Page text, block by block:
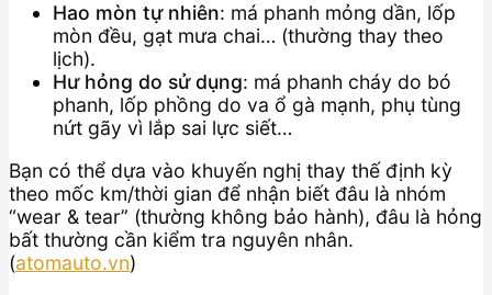
Hao mòn tự nhiên: má phanh mỏng dần, lốp
mòn đều, gạt mưa chai… (thường thay theo
lịch).
Hư hỏng do sử dụng: má phanh cháy do bó
phanh, lốp phồng do va ổ gà mạnh, phụ tùng
nứt gãy vì lắp sai lực siết…
Bạn có thể dựa vào khuyến nghị thay thế định kỳ
theo mốc km/thời gian để nhận biết đâu là nhóm
“wear & tear” (thường không bảo hành), đâu là hỏng
bất thường cần kiểm tra nguyên nhân.
(atomauto.vn)